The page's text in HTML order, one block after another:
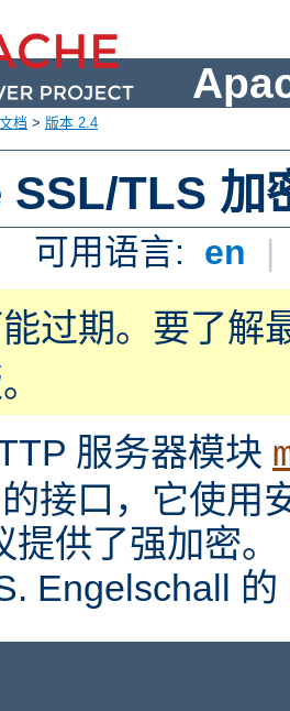
文档 > 版本 2.4
TLS 加
可用语言: en |
过期。要了解
服务器模块
的接口，它使用
提供了强加密
Engelschall